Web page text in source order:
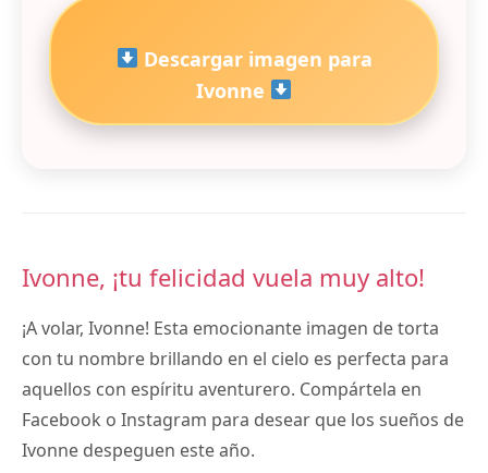
Descargar imagen para
Ivonne
Ivonne, ¡tu felicidad vuela muy alto!
¡A volar, Ivonne! Esta emocionante imagen de torta
con tu nombre brillando en el cielo es perfecta para
aquellos con espíritu aventurero. Compártela en
Facebook o Instagram para desear que los sueños de
Ivonne despeguen este año.